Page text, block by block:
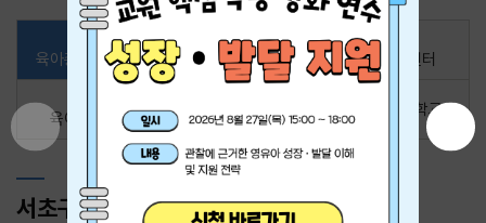
서초구
육아종합지원센터
신반포
육아지원센터
방배
육아지원센터
육아지원센터
육아지원센터
서리풀노리학교
서초구육아종합지원센터